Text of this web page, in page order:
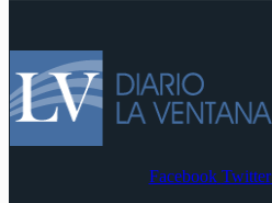
Facebook Twitter